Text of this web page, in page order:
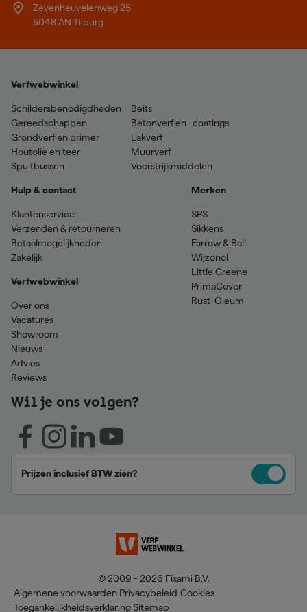
Zevenheuvelenweg 25
5048 AN Tilburg
Verfwebwinkel
Schildersbenodigdheden
Gereedschappen
Grondverf en primer
Houtolie en teer
Spuitbussen
Beits
Betonverf en -coatings
Lakverf
Muurverf
Voorstrijkmiddelen
Hulp & contact
Klantenservice
Verzenden & retourneren
Betaalmogelijkheden
Zakelijk
Verfwebwinkel
Over ons
Vacatures
Showroom
Nieuws
Advies
Reviews
Merken
SPS
Sikkens
Farrow & Ball
Wijzonol
Little Greene
PrimaCover
Rust-Oleum
Wil je ons volgen?
Prijzen inclusief BTW zien?
© 2009 - 2026 Fixami B.V.
Algemene voorwaarden Privacybeleid Cookies
Toegankelijkheidsverklaring Sitemap